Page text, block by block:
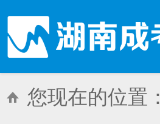
您现在的位置：